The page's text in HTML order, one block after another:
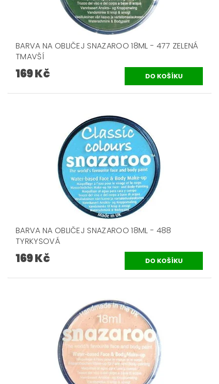
BARVA NA OBLIČEJ SNAZAROO 18ML - 477 ZELENÁ
TMAVŠÍ
169 Kč
BARVA NA OBLIČEJ SNAZAROO 18ML - 488
TYRKYSOVÁ
169 Kč